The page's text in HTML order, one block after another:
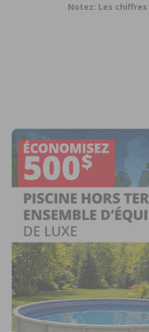
Notez: Les